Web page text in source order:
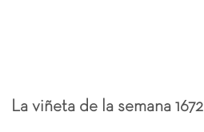
La viñeta de la semana 1672